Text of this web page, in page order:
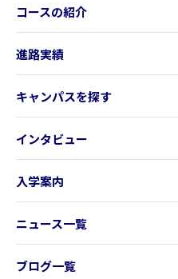
コースの紹介
進路実績
キャンパスを探す
インタビュー
入学案内
ニュース一覧
ブログ一覧